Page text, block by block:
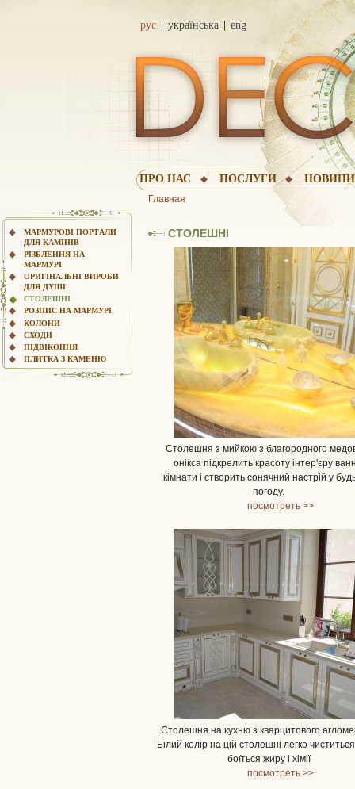
рус українська eng
ПРО НАС ПОСЛУГИ НОВИНИ
Главная
МАРМУРОВІ ПОРТАЛИ
ДЛЯ КАМІНІВ
РІЗБЛЕННЯ НА
МАРМУРІ
ОРИГІНАЛЬНІ ВИРОБИ
ДЛЯ ДУШІ
СТОЛЕШНІ
РОЗПИС НА МАРМУРІ
КОЛОНИ
СХОДИ
ПІДВІКОННЯ
ПЛИТКА З КАМЕНЮ
СТОЛЕШНІ
Столешня з мийкою з благородного
онікса підкрелить красоту інтер'єру
кімнати і створить сонячний настрій у
погоду.
посмотреть >>
Столешня на кухню з кварцитового
Білий колір на цій столешні легко
боїться жиру і хімії
посмотреть >>